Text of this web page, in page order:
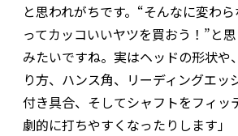
と思われがちです。“そんなに変わ
ってカッコいいヤツを買おう！”と
みたいですね。実はヘッドの形状や
り方、ハンス角、リーディングエッ
付き具合、そしてシャフトをフィッ
劇的に打ちやすくなったりします」